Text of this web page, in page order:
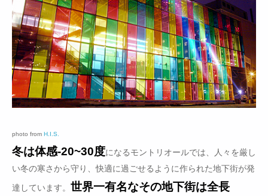
photo from H.I.S.
冬は体感-20~30度になるモントリオールでは、人々を厳し
い冬の寒さから守り、快適に過ごせるように作られた地下街が発
達しています。 世界一有名なその地下街は全長